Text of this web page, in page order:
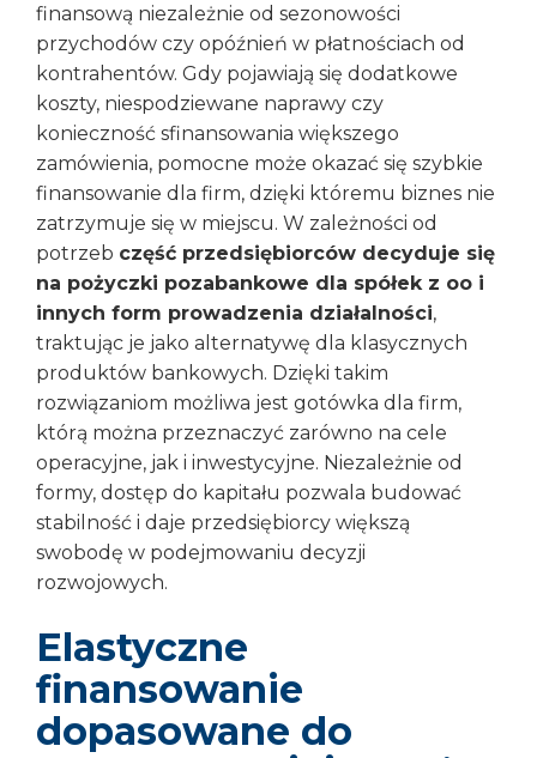
finansową niezależnie od sezonowości
przychodów czy opóźnień w płatnościach od
kontrahentów. Gdy pojawiają się dodatkowe
koszty, niespodziewane naprawy czy
konieczność sfinansowania większego
zamówienia, pomocne może okazać się szybkie
finansowanie dla firm, dzięki któremu biznes nie
zatrzymuje się w miejscu. W zależności od
potrzeb część przedsiębiorców decyduje się
na pożyczki pozabankowe dla spółek z oo i
innych form prowadzenia działalności,
traktując je jako alternatywę dla klasycznych
produktów bankowych. Dzięki takim
rozwiązaniom możliwa jest gotówka dla firm,
którą można przeznaczyć zarówno na cele
operacyjne, jak i inwestycyjne. Niezależnie od
formy, dostęp do kapitału pozwala budować
stabilność i daje przedsiębiorcy większą
swobodę w podejmowaniu decyzji
rozwojowych.
Elastyczne
finansowanie
dopasowane do